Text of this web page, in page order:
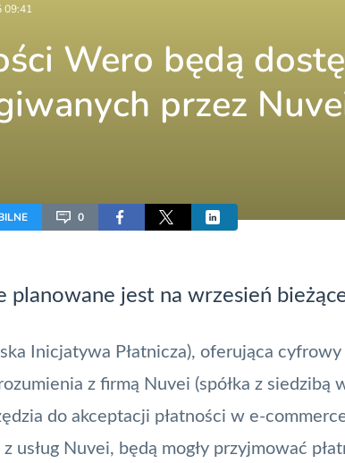
09:41
Wero będą
przez
0
planowane jest na wrzesień
Inicjatywa Płatnicza), oferująca cyfrowy
z firmą Nuvei (spółka z siedzibą
do akceptacji płatności w e-
z usług Nuvei, będą mogły przyjmować